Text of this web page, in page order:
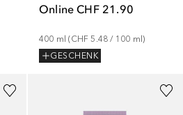
Online CHF 21.90
400 ml (CHF 5.48 / 100 ml)
GESCHENK